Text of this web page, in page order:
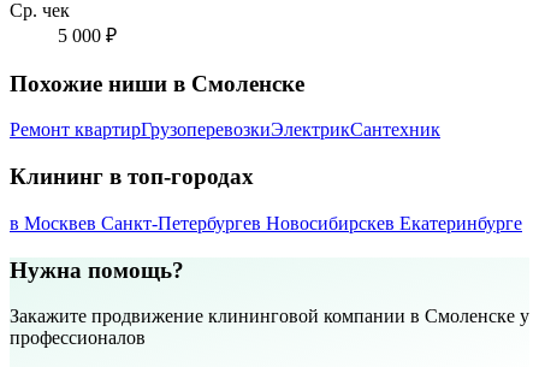
Ср. чек
5 000 ₽
Похожие ниши в Смоленске
Ремонт квартирГрузоперевозкиЭлектрикСантехник
Клининг в топ-городах
в Москвев Санкт-Петербургев Новосибирскев Екатеринбурге
Нужна помощь?
Закажите продвижение клининговой компании в Смоленске у
профессионалов